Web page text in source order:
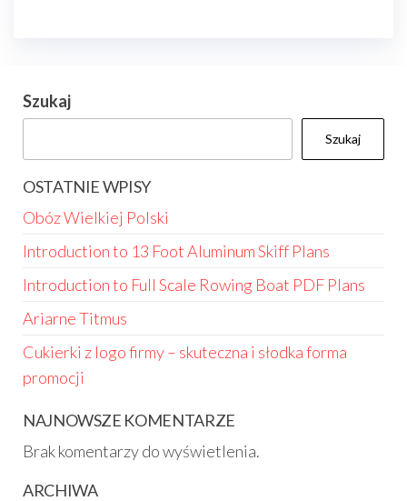
Szukaj
Szukaj
OSTATNIE WPISY
Obóz Wielkiej Polski
Introduction to 13 Foot Aluminum Skiff Plans
Introduction to Full Scale Rowing Boat PDF Plans
Ariarne Titmus
Cukierki z logo firmy – skuteczna i słodka forma
promocji
NAJNOWSZE KOMENTARZE
Brak komentarzy do wyświetlenia.
ARCHIWA